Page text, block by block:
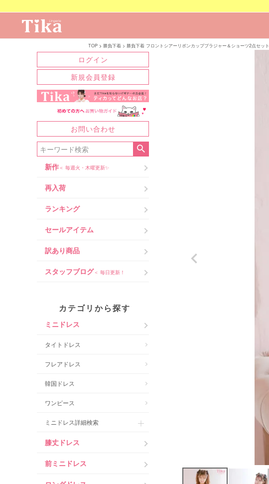
TOP 勝負下着 勝負下着 フロントシアーリボンカップブラジャー＆ショーツ2点セット
ログイン
新規会員登録
お問い合わせ
新作＜ 毎週火・木曜更新✨
再入荷
ランキング
セールアイテム
訳あり商品
スタッフブログ＜ 毎日更新！
カテゴリから探す
ミニドレス
タイトドレス
フレアドレス
韓国ドレス
ワンピース
ミニドレス詳細検索
膝丈ドレス
前ミニドレス